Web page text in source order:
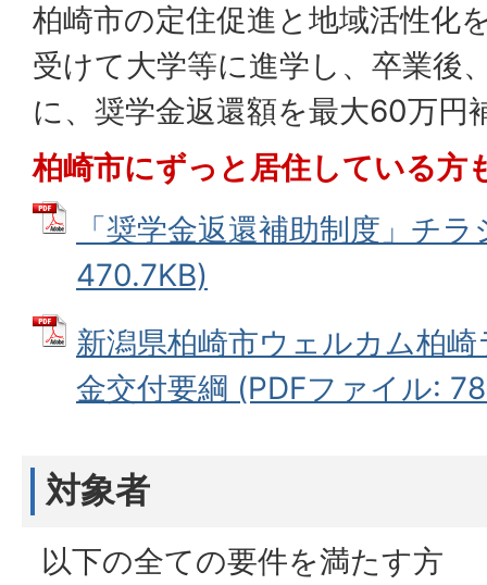
柏崎市の定住促進と地域活性化
受けて大学等に進学し、卒業後
に、奨学金返還額を最大60万円
柏崎市にずっと居住している方
「奨学金返還補助制度」チ
470.7KB)
新潟県柏崎市ウェルカム柏
金交付要綱 (PDFファイル:
対象者
以下の全ての要件を満たす方